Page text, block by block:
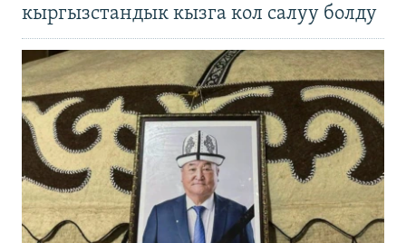
кыргызстандык кызга кол салуу болду